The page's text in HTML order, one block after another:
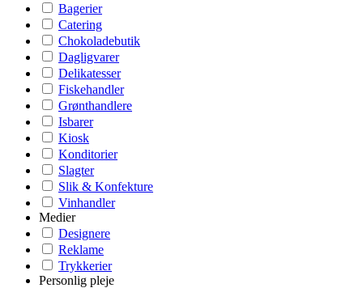
Bagerier
Catering
Chokoladebutik
Dagligvarer
Delikatesser
Fiskehandler
Grønthandlere
Isbarer
Kiosk
Konditorier
Slagter
Slik & Konfekture
Vinhandler
Medier
Designere
Reklame
Trykkerier
Personlig pleje